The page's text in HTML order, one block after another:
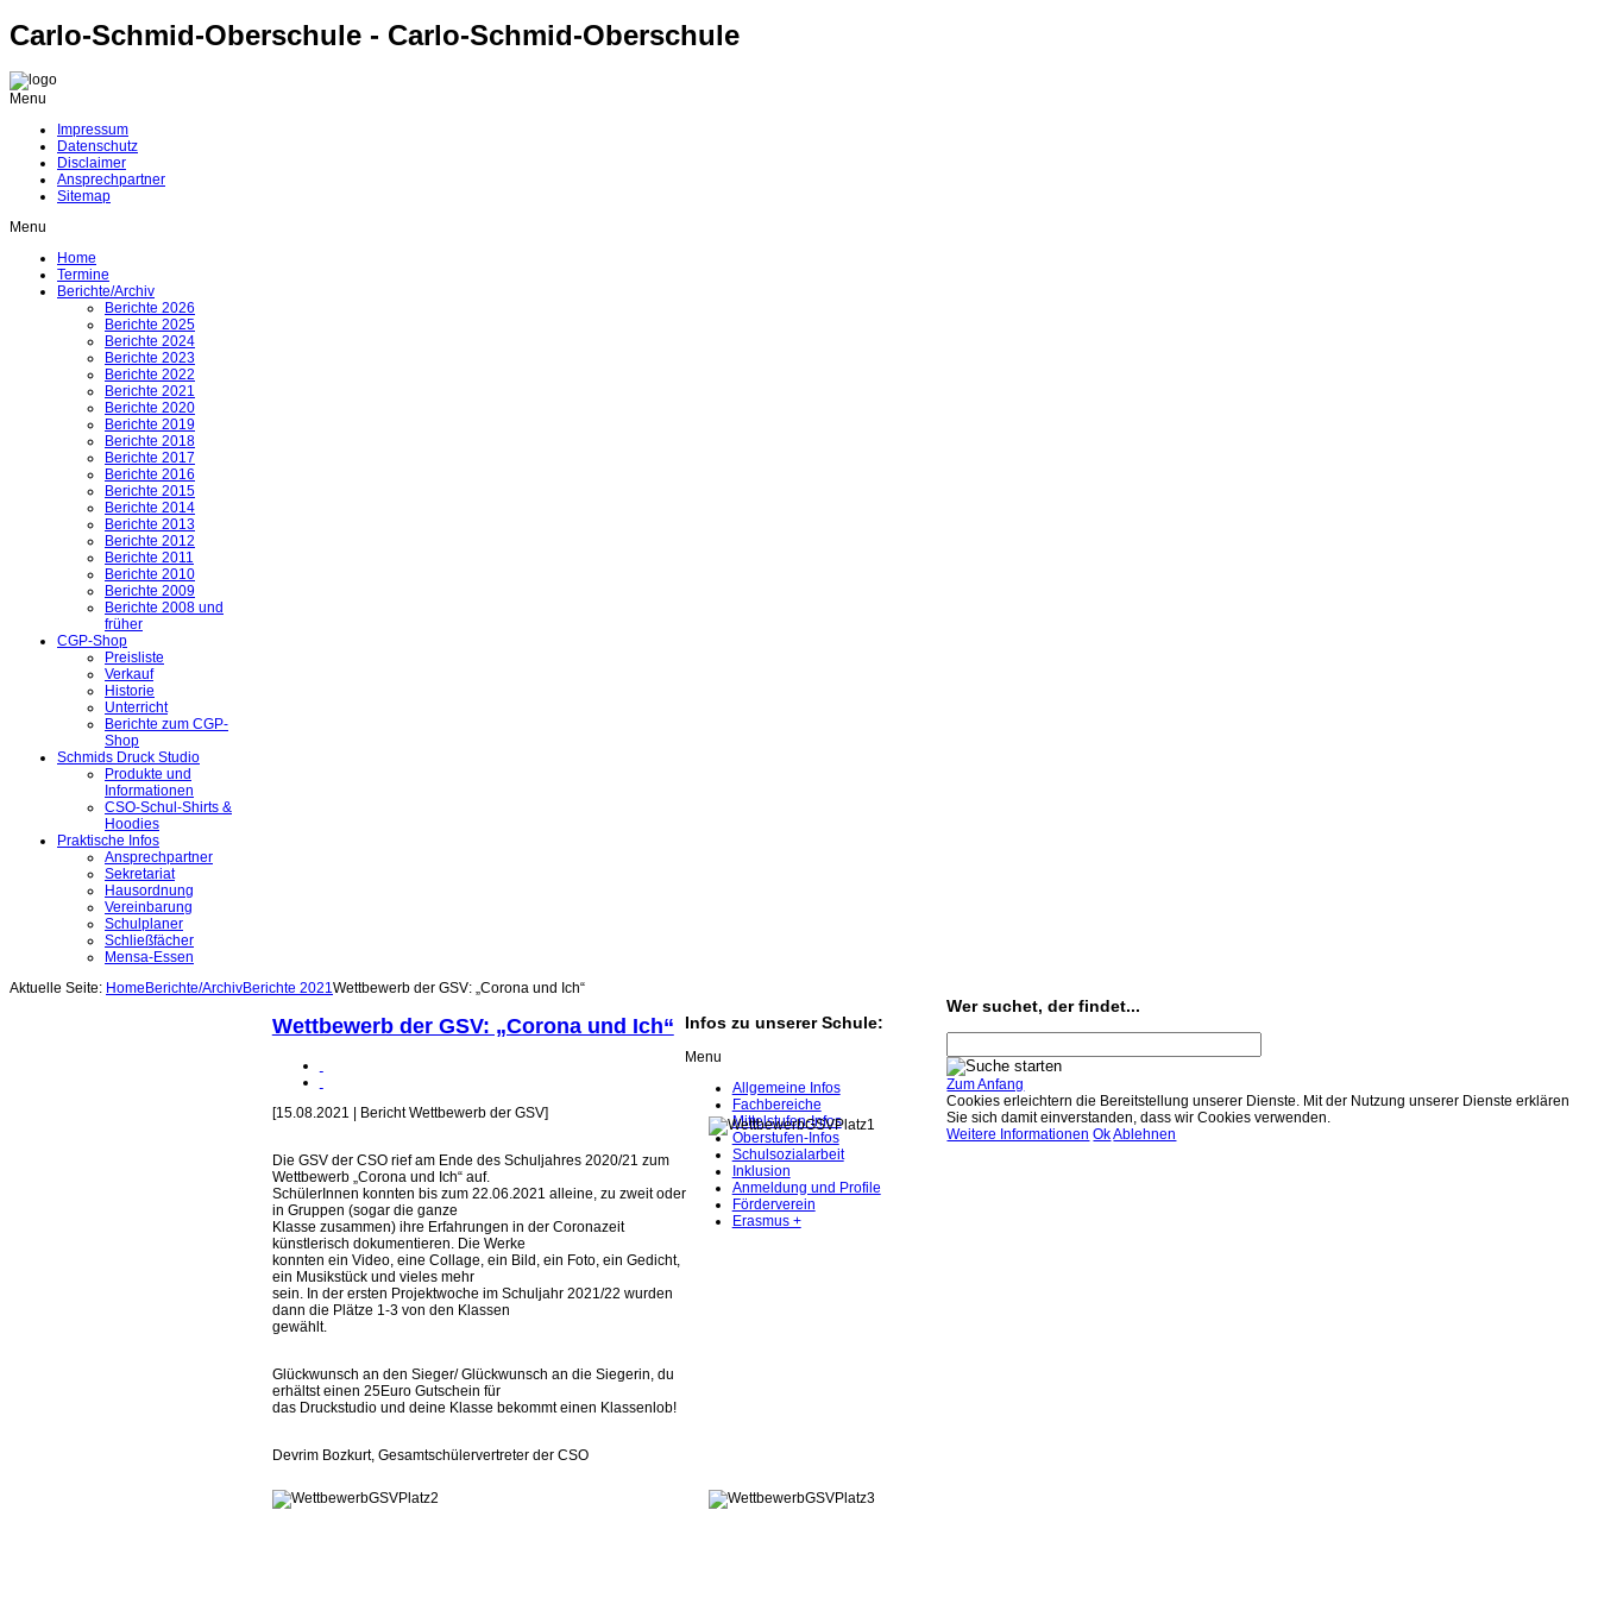
Carlo-Schmid-Oberschule - Carlo-Schmid-Oberschule
Menu
Impressum
Datenschutz
Disclaimer
Ansprechpartner
Sitemap
Menu
Home
Termine
Berichte/Archiv
Berichte 2026
Berichte 2025
Berichte 2024
Berichte 2023
Berichte 2022
Berichte 2021
Berichte 2020
Berichte 2019
Berichte 2018
Berichte 2017
Berichte 2016
Berichte 2015
Berichte 2014
Berichte 2013
Berichte 2012
Berichte 2011
Berichte 2010
Berichte 2009
Berichte 2008 und
früher
CGP-Shop
Preisliste
Verkauf
Historie
Unterricht
Berichte zum CGP-
Shop
Schmids Druck Studio
Produkte und
Informationen
CSO-Schul-Shirts &
Hoodies
Praktische Infos
Ansprechpartner
Sekretariat
Hausordnung
Vereinbarung
Schulplaner
Schließfächer
Mensa-Essen
Aktuelle Seite: Home Berichte/ArchivBerichte 2021Wettbewerb der GSV: „Corona und Ich“
Wettbewerb der GSV: „Corona und Ich“
[15.08.2021 | Bericht Wettbewerb der GSV]
Die GSV der CSO rief am Ende des Schuljahres 2020/21 zum
Wettbewerb „Corona und Ich“ auf.
SchülerInnen konnten bis zum 22.06.2021 alleine, zu zweit oder
in Gruppen (sogar die ganze
Klasse zusammen) ihre Erfahrungen in der Coronazeit
künstlerisch dokumentieren. Die Werke
konnten ein Video, eine Collage, ein Bild, ein Foto, ein Gedicht,
ein Musikstück und vieles mehr
sein. In der ersten Projektwoche im Schuljahr 2021/22 wurden
dann die Plätze 1-3 von den Klassen
gewählt.
Glückwunsch an den Sieger/ Glückwunsch an die Siegerin, du
erhältst einen 25Euro Gutschein für
das Druckstudio und deine Klasse bekommt einen Klassenlob!
Devrim Bozkurt, Gesamtschülervertreter der CSO
Infos zu unserer Schule:
Menu
Allgemeine Infos
Fachbereiche
Mittelstufen-Infos
Oberstufen-Infos
Schulsozialarbeit
Inklusion
Anmeldung und Profile
Förderverein
Erasmus +
Wer suchet, der findet...
Zum Anfang
Cookies erleichtern die Bereitstellung unserer Dienste. Mit der Nutzung unserer Dienste erklären
Sie sich damit einverstanden, dass wir Cookies verwenden.
Weitere Informationen OkAblehnen